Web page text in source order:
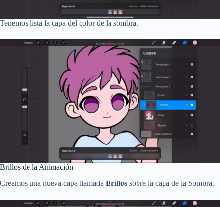
Tenemos lista la capa del color de la sombra.
Brillos de la Animación
Creamos una nueva capa llamada Brillos sobre la capa de la Sombra.